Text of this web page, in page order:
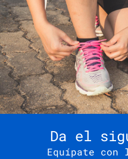
Da el
Equípate